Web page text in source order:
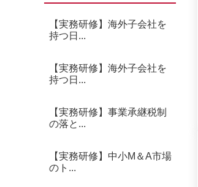
【実務研修】海外子会社を
持つ日...
【実務研修】海外子会社を
持つ日...
【実務研修】事業承継税制
の落と...
【実務研修】中小M＆A市場
のト...